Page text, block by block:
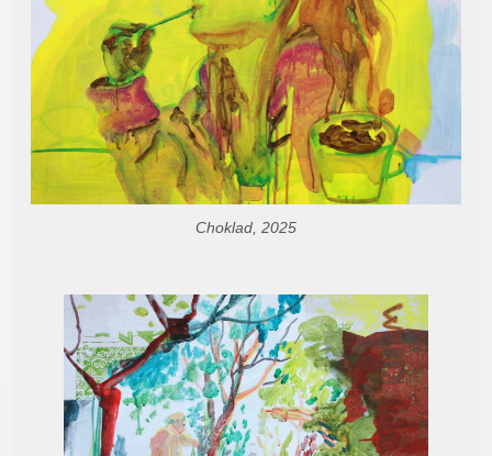
Choklad, 2025